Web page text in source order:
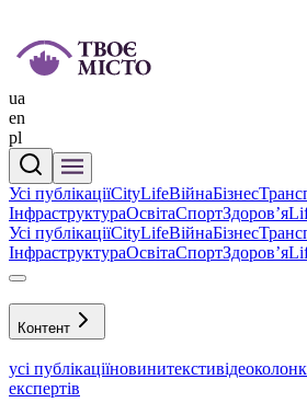
ua
en
pl
Усі публікаціїCityLifeВійнаБізнес
ІнфраструктураОсвітаСпортЗдоровʼя
Усі публікаціїCityLifeВійнаБізнес
ІнфраструктураОсвітаСпортЗдоровʼя
Контент
усі публікаціїновинитекстивідео
експертів